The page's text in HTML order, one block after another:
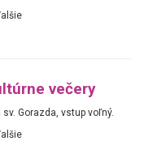
večery
Gorazda, vstup voľný.